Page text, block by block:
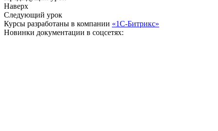
Наверх
Следующий урок
Курсы разработаны в компании «1С-Битрикс»
Новинки документации в соцсетях: